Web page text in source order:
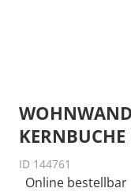
ID 144761
Online bestellbar